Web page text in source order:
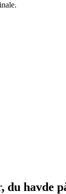
du havde